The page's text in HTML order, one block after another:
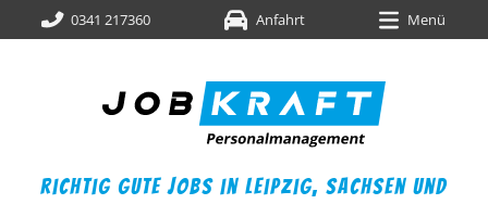
0341 217360 Anfahrt Menü
richtig gute jobs in leipzig, sachsen und